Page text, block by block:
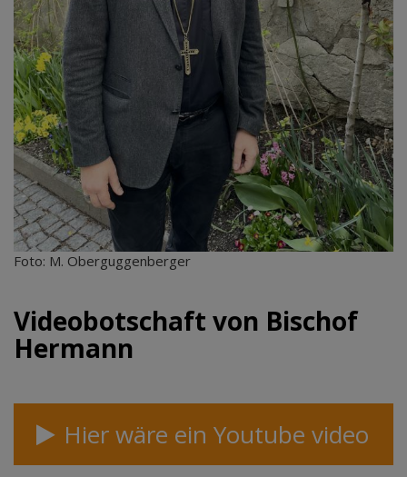
Foto: M. Oberguggenberger
Videobotschaft von Bischof
Hermann
Hier wäre ein Youtube video